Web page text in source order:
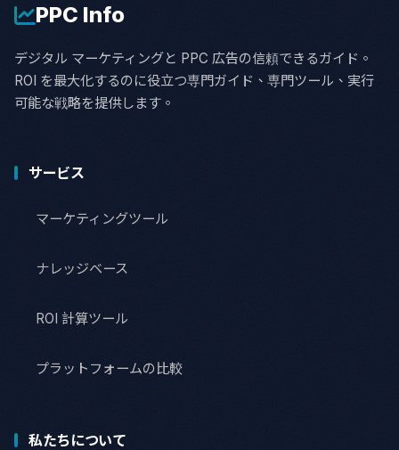
PPC Info
デジタル マーケティングと PPC 広告の信頼できるガイド。
ROI を最大化するのに役立つ専門ガイド、専門ツール、実行
可能な戦略を提供します。
サービス
マーケティングツール
ナレッジベース
ROI 計算ツール
プラットフォームの比較
私たちについて